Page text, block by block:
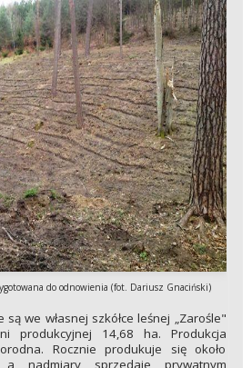
do odnowienia (fot. Dariusz Gnaciński)
we własnej szkółce leśnej „Zarośle"
produkcyjnej 14,68 ha. Produkcja
Rocznie produkuje się około